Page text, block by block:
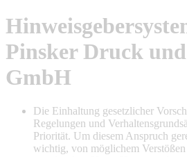
Pinsker Druck
GmbH
Die Einhaltung gesetzlicher
Regelungen und
Priorität. Um diesem Anspruch
wichtig, von möglichem